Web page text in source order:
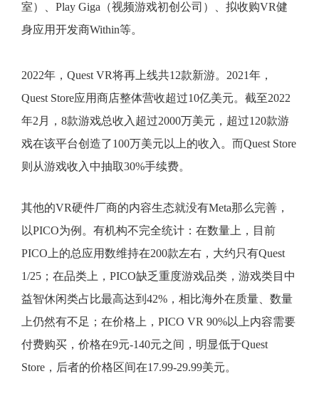
室）、Play Giga（视频游戏初创公司）、拟收购VR健
身应用开发商Within等。
2022年，Quest VR将再上线共12款新游。2021年，
Quest Store应用商店整体营收超过10亿美元。截至2022
年2月，8款游戏总收入超过2000万美元，超过120款游
戏在该平台创造了100万美元以上的收入。而Quest Store
则从游戏收入中抽取30%手续费。
其他的VR硬件厂商的内容生态就没有Meta那么完善，
以PICO为例。有机构不完全统计：在数量上，目前
PICO上的总应用数维持在200款左右，大约只有Quest
1/25；在品类上，PICO缺乏重度游戏品类，游戏类目中
益智休闲类占比最高达到42%，相比海外在质量、数量
上仍然有不足；在价格上，PICO VR 90%以上内容需要
付费购买，价格在9元-140元之间，明显低于Quest
Store，后者的价格区间在17.99-29.99美元。